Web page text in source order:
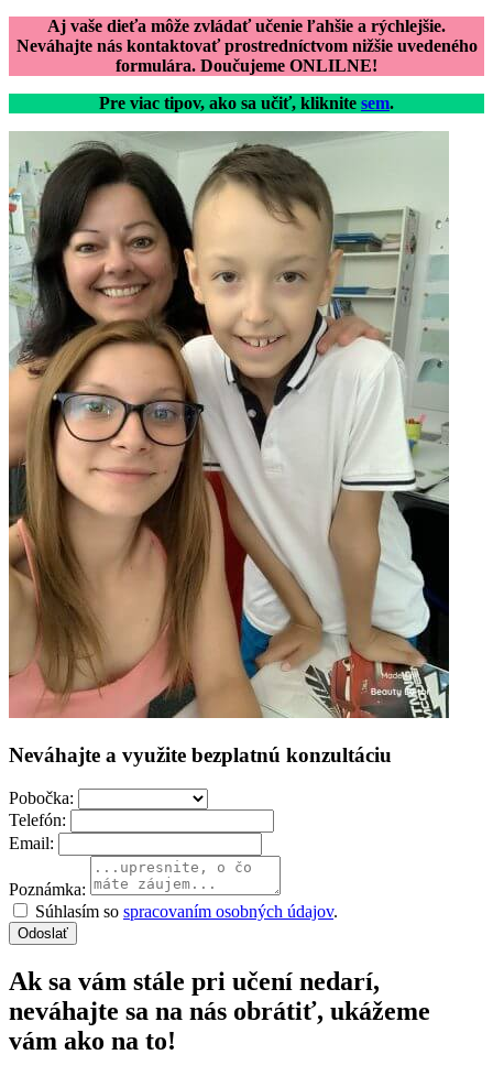
Aj vaše dieťa môže zvládať učenie ľahšie a rýchlejšie.
Neváhajte nás kontaktovať prostredníctvom nižšie uvedeného
formulára. Doučujeme ONLILNE!
Pre viac tipov, ako sa učiť, kliknite sem.
Neváhajte a využite bezplatnú konzultáciu
Pobočka:
Telefón:
Email:
Poznámka:
Súhlasím so spracovaním osobných údajov.
Odoslať
Ak sa vám stále pri učení nedarí,
neváhajte sa na nás obrátiť, ukážeme
vám ako na to!